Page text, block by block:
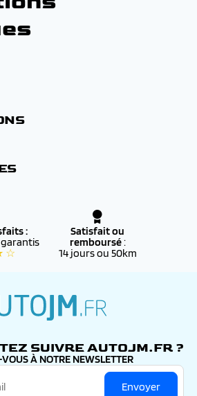
et accompagnement
sont :
(COC)
officiel
reprise, etc.)
:
garantis
☆
Satisfait ou
remboursé:
14 jours ou 50km
SUIVRE AUTOJM.FR ?
À NOTRE NEWSLETTER
Envoyer